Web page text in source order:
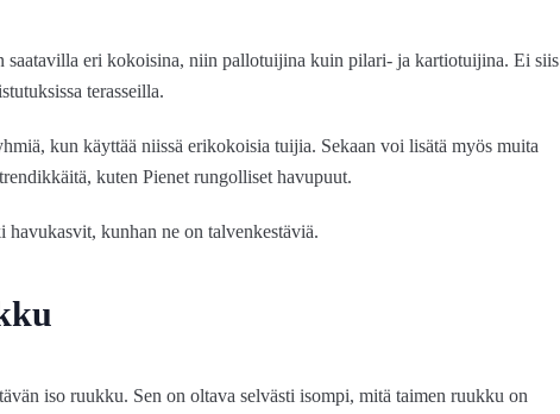
saatavilla eri kokoisina, niin pallotuijina kuin pilari- ja kartiotuijina. Ei siis
terasseilla.
kun käyttää niissä erikokoisia tuijia. Sekaan voi lisätä myös muita
kuten Pienet rungolliset havupuut.
kunhan ne on talvenkestäviä.
iso ruukku. Sen on oltava selvästi isompi, mitä taimen ruukku on